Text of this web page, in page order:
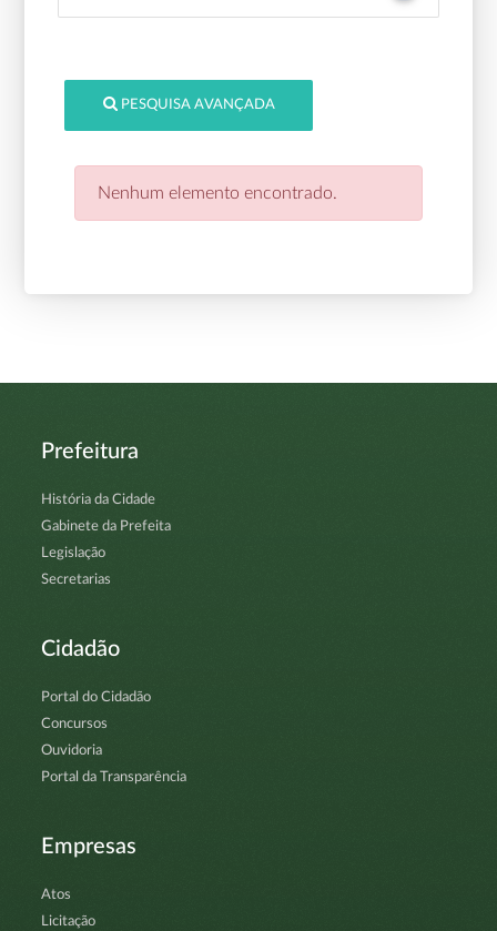
PESQUISA AVANÇADA
Nenhum elemento encontrado.
Prefeitura
História da Cidade
Gabinete da Prefeita
Legislação
Secretarias
Cidadão
Portal do Cidadão
Concursos
Ouvidoria
Portal da Transparência
Empresas
Atos
Licitação